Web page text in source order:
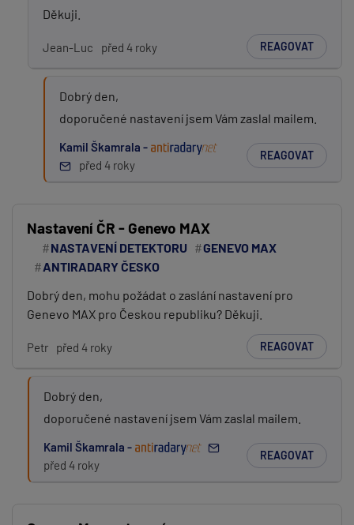
Děkuji.
Jean-Luc před 4 roky REAGOVAT
Dobrý den,
doporučené nastavení jsem Vám zaslal mailem.
Kamil Škamrala -
před 4 roky
REAGOVAT
Nastavení ČR - Genevo MAX
NASTAVENÍ DETEKTORU
GENEVO MAX
ANTIRADARY ČESKO
Dobrý den, mohu požádat o zaslání nastavení pro
Genevo MAX pro Českou republiku? Děkuji.
Petr před 4 roky REAGOVAT
Dobrý den,
doporučené nastavení jsem Vám zaslal mailem.
Kamil Škamrala -
před 4 roky
REAGOVAT